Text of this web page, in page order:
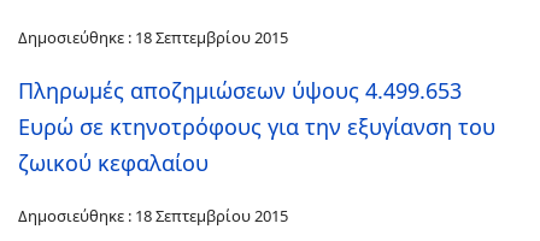
Δημοσιεύθηκε : 18 Σεπτεμβρίου 2015
Πληρωμές αποζημιώσεων ύψους 4.499.653
Ευρώ σε κτηνοτρόφους για την εξυγίανση του
ζωικού κεφαλαίου
Δημοσιεύθηκε : 18 Σεπτεμβρίου 2015